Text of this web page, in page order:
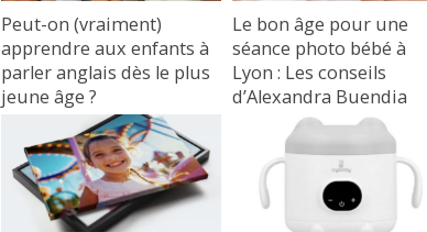
Peut-on (vraiment)
apprendre aux enfants à
parler anglais dès le plus
jeune âge ?
31 octobre 2025
Le bon âge pour une
séance photo bébé à
Lyon : Les conseils
d’Alexandra Buendia
photographe bébé,
enfants et famille à Lyon
17 octobre 2025